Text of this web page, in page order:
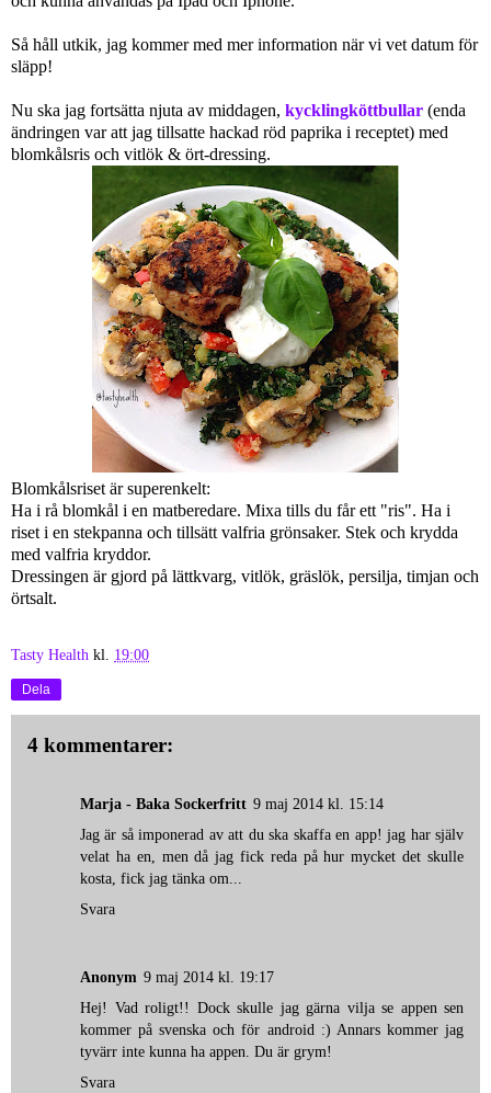
Så håll utkik, jag kommer med mer information när vi vet datum för
släpp!
Nu ska jag fortsätta njuta av middagen, kycklingköttbullar (enda
ändringen var att jag tillsatte hackad röd paprika i receptet) med
blomkålsris och vitlök & ört-dressing.
Blomkålsriset är superenkelt:
Ha i rå blomkål i en matberedare. Mixa tills du får ett "ris". Ha i
riset i en stekpanna och tillsätt valfria grönsaker. Stek och krydda
med valfria kryddor.
Dressingen är gjord på lättkvarg, vitlök, gräslök, persilja, timjan och
örtsalt.
Tasty Health kl. 19:00
Dela
4 kommentarer:
Marja - Baka Sockerfritt 9 maj 2014 kl. 15:14
Jag är så imponerad av att du ska skaffa en app! jag har själv
velat ha en, men då jag fick reda på hur mycket det skulle
kosta, fick jag tänka om...
Svara
Anonym 9 maj 2014 kl. 19:17
Hej! Vad roligt!! Dock skulle jag gärna vilja se appen sen
kommer på svenska och för android :) Annars kommer jag
tyvärr inte kunna ha appen. Du är grym!
Svara